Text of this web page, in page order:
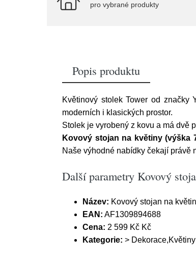
pro vybrané produkty
Popis produktu
Květinový stolek Tower od značky
moderních i klasických prostor.
Stolek je vyrobený z kovu a má dvě
Kovový stojan na květiny (výška
Naše výhodné nabídky čekají právě
Další parametry Kovový
Název: Kovový stojan na
EAN: AF1309894688
Cena: 2 599 Kč Kč
Kategorie: >